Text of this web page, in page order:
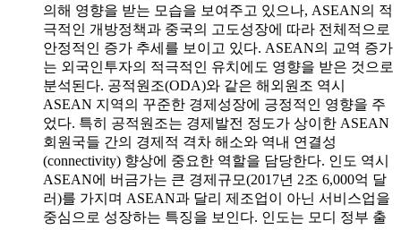
의해 영향을 받는 모습을 보여주고 있으나, ASEAN의 적
극적인 개방정책과 중국의 고도성장에 따라 전체적으로
안정적인 증가 추세를 보이고 있다. ASEAN의 교역 증가
는 외국인투자의 적극적인 유치에도 영향을 받은 것으로
분석된다. 공적원조(ODA)와 같은 해외원조 역시
ASEAN 지역의 꾸준한 경제성장에 긍정적인 영향을 주
었다. 특히 공적원조는 경제발전 정도가 상이한 ASEAN
회원국들 간의 경제적 격차 해소와 역내 연결성
(connectivity) 향상에 중요한 역할을 담당한다. 인도 역시
ASEAN에 버금가는 큰 경제규모(2017년 2조 6,000억 달
러)를 가지며 ASEAN과 달리 제조업이 아닌 서비스업을
중심으로 성장하는 특징을 보인다. 인도는 모디 정부 출